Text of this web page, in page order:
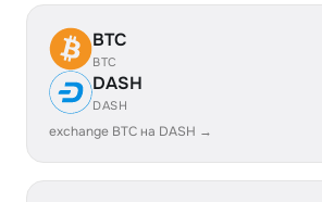
BTC
BTC
DASH
DASH
exchange BTC на DASH →